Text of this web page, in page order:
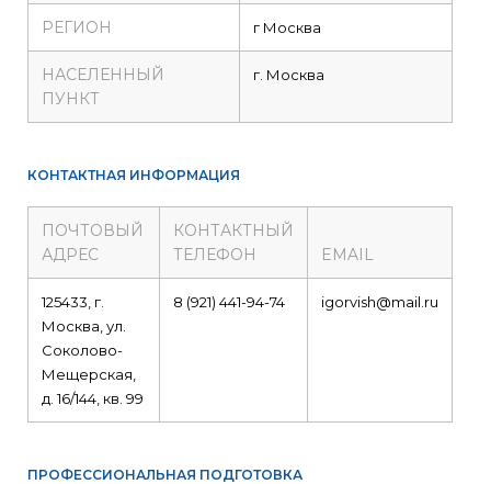
РЕГИОН г Москва
НАСЕЛЕННЫЙ
ПУНКТ
г. Москва
КОНТАКТНАЯ ИНФОРМАЦИЯ
ПОЧТОВЫЙ
АДРЕС
КОНТАКТНЫЙ
ТЕЛЕФОН
EMAIL
125433, г.
Москва, ул.
Соколово-
Мещерская,
д. 16/144, кв. 99
8 (921) 441-94-74 igorvish@mail.ru
ПРОФЕССИОНАЛЬНАЯ ПОДГОТОВКА